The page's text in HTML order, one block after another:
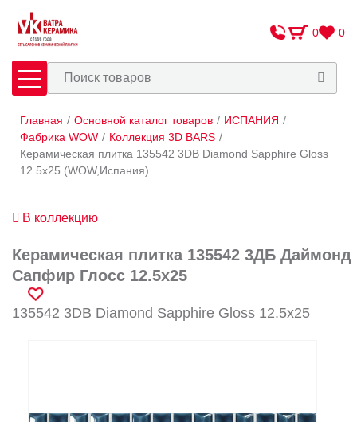
0 0
Плитка Сантехника
Оплата и доставка
Контакты
Заказать звонок
Главная / Основной каталог товаров / ИСПАНИЯ /
Фабрика WOW / Коллекция 3D BARS /
Керамическая плитка 135542 3DB Diamond Sapphire Gloss
12.5x25 (WOW,Испания)
В коллекцию
Керамическая плитка 135542 3ДБ Даймонд
Сапфир Глосс 12.5x25
135542 3DB Diamond Sapphire Gloss 12.5x25